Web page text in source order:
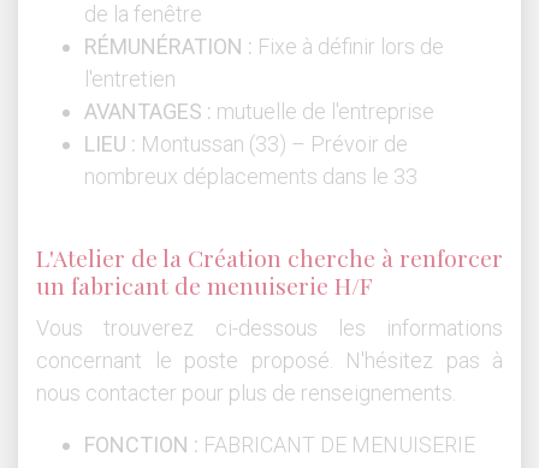
de la fenêtre
RÉMUNÉRATION : Fixe à définir lors de
l'entretien
AVANTAGES : mutuelle de l'entreprise
LIEU : Montussan (33) – Prévoir de
nombreux déplacements dans le 33
L'Atelier de la Création cherche à renforcer
un fabricant de menuiserie H/F
Vous trouverez ci-dessous les informations
concernant le poste proposé. N'hésitez pas à
nous contacter pour plus de renseignements.
FONCTION : FABRICANT DE MENUISERIE